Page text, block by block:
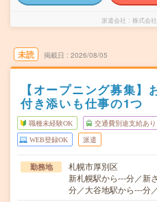
派遣会社 株式会
未読 掲載日 2026/08/05
【オープニング募集
付き添いも仕事の1つ
職種未経験OK 交通費別途支給あり
WEB登録OK 派遣
勤務地
札幌市厚別区
新札幌駅から---分／新
分／大谷地駅から---分